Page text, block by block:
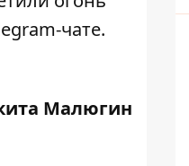
чате.
Малюгин